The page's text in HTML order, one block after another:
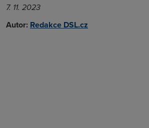
7. 11. 2023
Autor: Redakce DSL.cz